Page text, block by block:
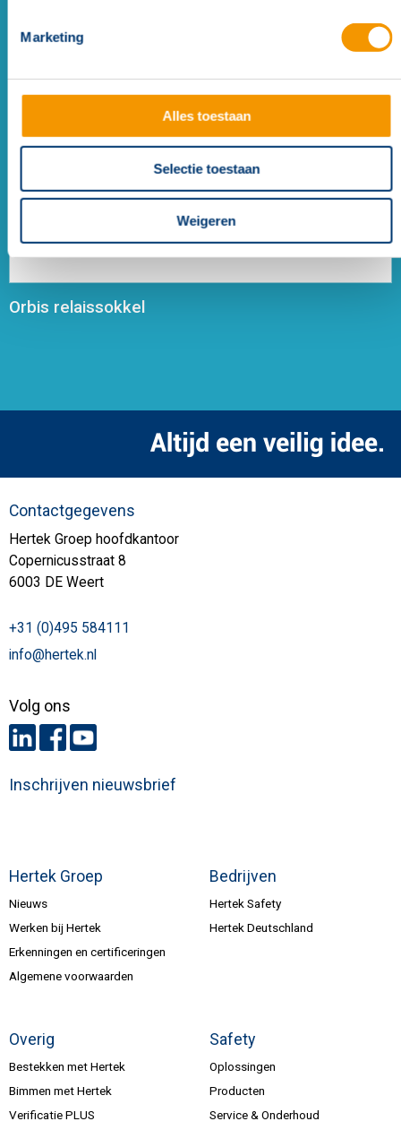
Marketing
Alles toestaan
Selectie toestaan
Weigeren
Orbis relaissokkel
Hertek Groep
Nieuws
Werken bij Hertek
Erkenningen en certificeringen
Algemene voorwaarden
Bedrijven
Hertek Safety
Hertek Deutschland
Overig
Bestekken met Hertek
Bimmen met Hertek
Verificatie PLUS
Safety
Oplossingen
Producten
Service & Onderhoud
Contactgegevens
Hertek Groep hoofdkantoor
Copernicusstraat 8
6003 DE Weert
+31 (0)495 584111
info@hertek.nl
Volg ons
Inschrijven nieuwsbrief